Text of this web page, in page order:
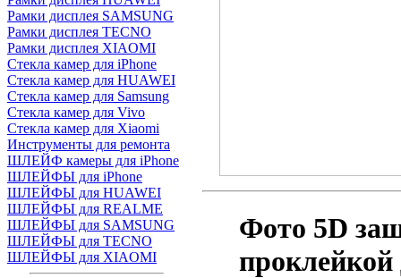
Рамки дисплея SAMSUNG
Рамки дисплея TECNO
Рамки дисплея XIAOMI
Стекла камер для iPhone
Стекла камер для HUAWEI
Стекла камер для Samsung
Стекла камер для Vivo
Стекла камер для Xiaomi
Инструменты для ремонта
ШЛЕЙФ камеры для iPhone
ШЛЕЙФЫ для iPhone
ШЛЕЙФЫ для HUAWEI
ШЛЕЙФЫ для REALME
ШЛЕЙФЫ для SAMSUNG
ШЛЕЙФЫ для TECNO
ШЛЕЙФЫ для XIAOMI
Фото 5D